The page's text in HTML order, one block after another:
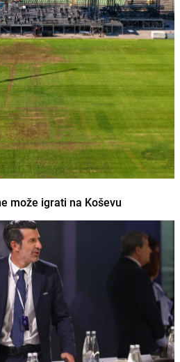
može igrati na Koševu